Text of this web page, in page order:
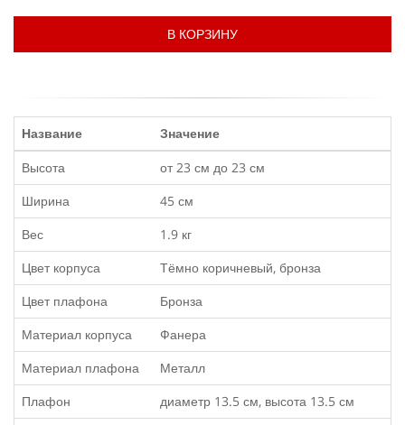
В КОРЗИНУ
Название
Значение
Высота
от 23 см до 23 см
Ширина
45 см
Вес
1.9 кг
Цвет корпуса
Тёмно коричневый, бронза
Цвет плафона
Бронза
Материал корпуса
Фанера
Материал плафона
Металл
Плафон
диаметр 13.5 см, высота 13.5 см